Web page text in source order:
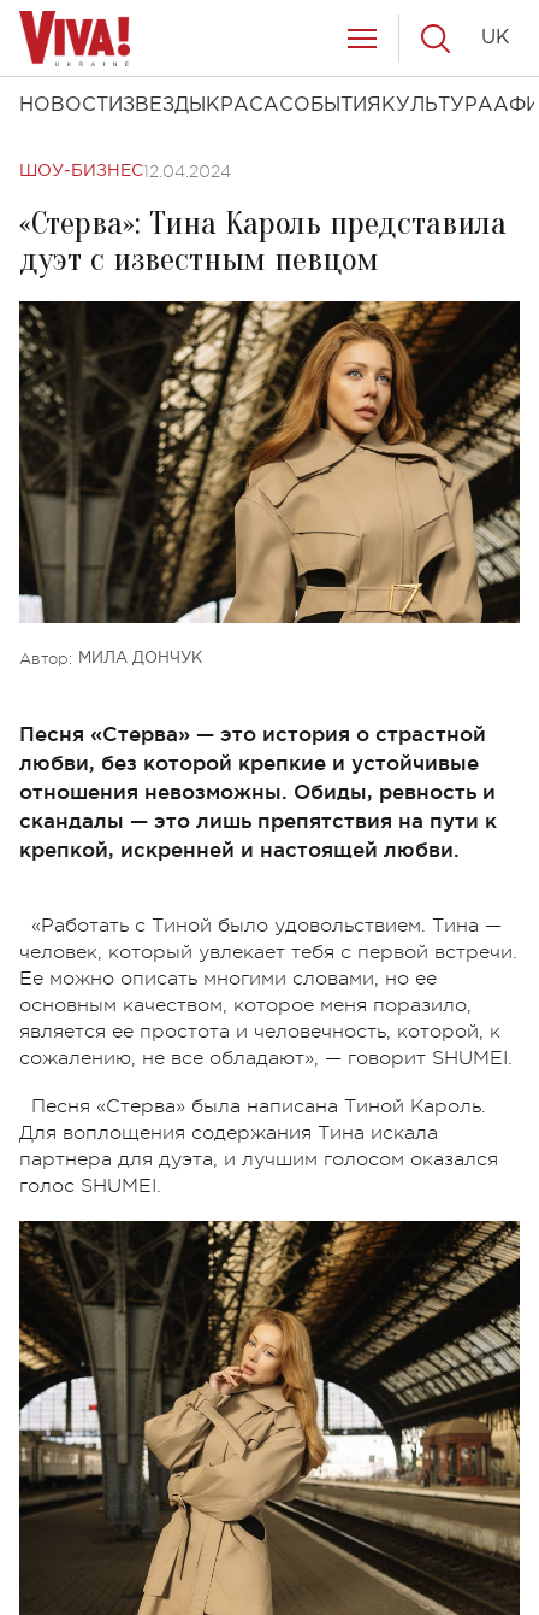
НОВОСТИ ЗВЕЗДЫ КРАСАСОБЫТИЯ КУЛЬТУРА
UK
ШОУ-БИЗНЕС12.04.2024
«Стерва»: Тина Кароль представила
дуэт с известным певцом
Автор: МИЛА ДОНЧУК
Песня «Стерва» — это история о страстной
любви, без которой крепкие и устойчивые
отношения невозможны. Обиды, ревность и
скандалы — это лишь препятствия на пути к
крепкой, искренней и настоящей любви.
«Работать с Тиной было удовольствием. Тина —
человек, который увлекает тебя с первой встречи.
Ее можно описать многими словами, но ее
основным качеством, которое меня поразило,
является ее простота и человечность, которой, к
сожалению, не все обладают», — говорит SHUMEI.
Песня «Стерва» была написана Тиной Кароль.
Для воплощения содержания Тина искала
партнера для дуэта, и лучшим голосом оказался
голос SHUMEI.